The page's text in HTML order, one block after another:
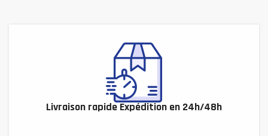
Livraison rapide Expédition en 24h/48h